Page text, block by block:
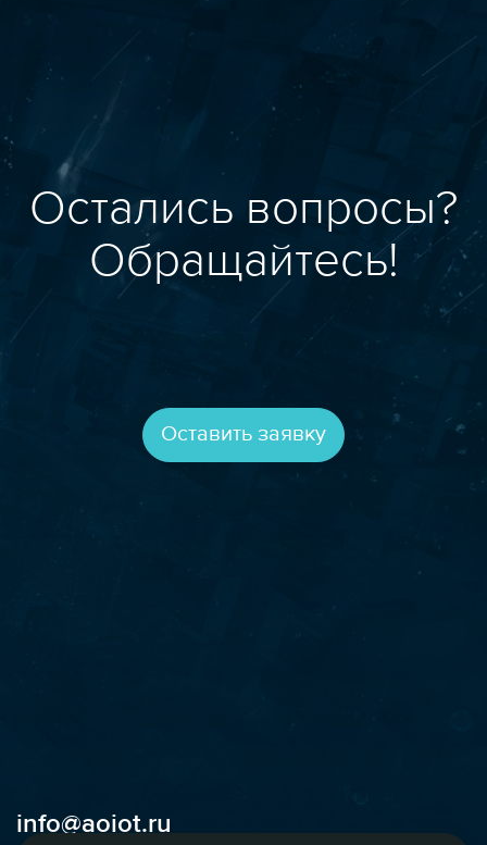
Остались вопросы?
Обращайтесь!
Оставить заявку
info@aoiot.ru